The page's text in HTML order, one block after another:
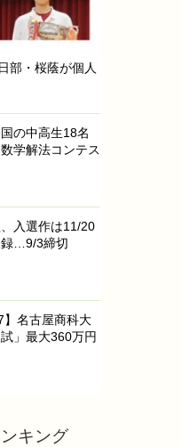
部・桜蔭が個人
の中高生18名
学解法コンテス
入選作は11/20
録…9/3締切
】名古屋商科大
」最大360万円
キング